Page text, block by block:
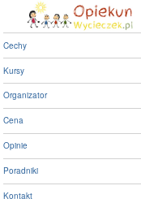
Cechy
Kursy
Organizator
Cena
Opinie
Poradniki
Kontakt
Centrum
Bielsku
otwarte!